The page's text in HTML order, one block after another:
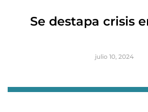
Se destapa crisis
julio 10, 2024